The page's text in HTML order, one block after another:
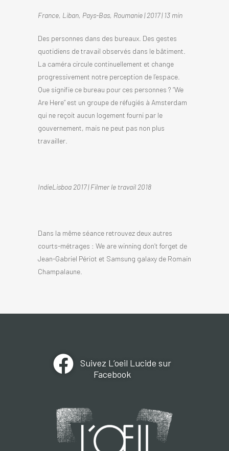
France, Liban, Pays-Bas, Roumanie | 2017 | 13 min
Des personnes dans des bureaux. Des gestes
quotidiens de travail observés dans le bâtiment.
La caméra circule continuellement et change
progressivement notre perception de l’espace.
Que signifie ce bureau pour ces personnes ? “We
Are Here” est un groupe de réfugiés à Amsterdam
qui ne reçoit aucun logement fourni par le
gouvernement, mais ne peut pas non plus
travailler.
IndieLisboa 2017 | Filmer le travail 2018
Dans la même séance retrouvez deux autres
courts-métrages : We are winning don’t forget de
Jean-Gabriel Périot et Samsung galaxy de Romain
Champalaune.
Suivez L’oeil Lucide sur
Facebook